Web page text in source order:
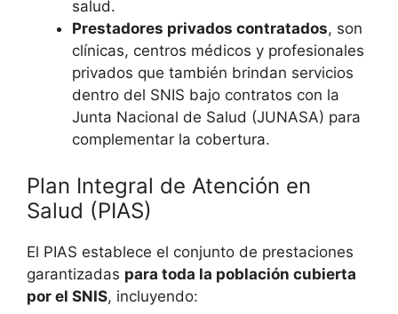
salud.
Prestadores privados contratados, son
clínicas, centros médicos y profesionales
privados que también brindan servicios
dentro del SNIS bajo contratos con la
Junta Nacional de Salud (JUNASA) para
complementar la cobertura.
Plan Integral de Atención en
Salud (PIAS)
El PIAS establece el conjunto de prestaciones
garantizadas para toda la población cubierta
por el SNIS, incluyendo: